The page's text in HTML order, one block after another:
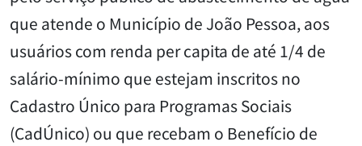
que atende o Município de João Pessoa, aos
usuários com renda per capita de até 1/4 de
salário-mínimo que estejam inscritos no
Cadastro Único para Programas Sociais
(CadÚnico) ou que recebam o Benefício de